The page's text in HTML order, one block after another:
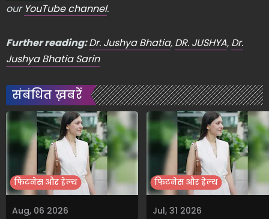
our YouTube channel.
Further reading:Dr. Jushya Bhatia, DR. JUSHYA, Dr.
Jushya Bhatia Sarin
संबंधित ख़बरें
Aug, 06 2026
फिटनेस और हेल्थ
Jul, 31 2026
फिटनेस और हेल्थ